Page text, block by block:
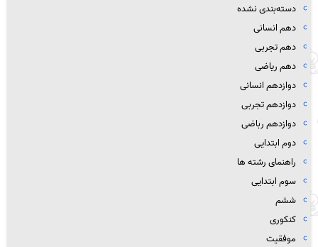
دسته‌بندی نشده
دهم انسانی
دهم تجربی
دهم ریاضی
دوازدهم انسانی
دوازدهم تجربی
دوازدهم رباضی
دوم ابتدایی
راهنمای رشته ها
سوم ابتدایی
ششم
کنکوری
موفقیت